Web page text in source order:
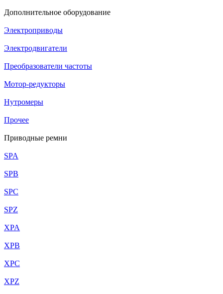
Дополнительное оборудование
Электроприводы
Электродвигатели
Преобразователи частоты
Мотор-редукторы
Нутромеры
Прочее
Приводные ремни
SPA
SPB
SPC
SPZ
XPA
XPB
XPC
XPZ